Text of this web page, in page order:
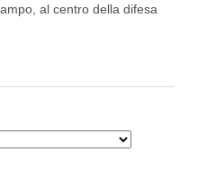
al centro della difesa